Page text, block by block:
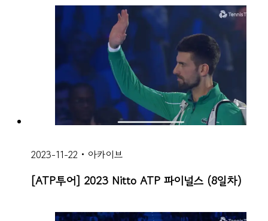
2023-11-22 • 아카이브
[ATP투어] 2023 Nitto ATP 파이널스 (8일차)